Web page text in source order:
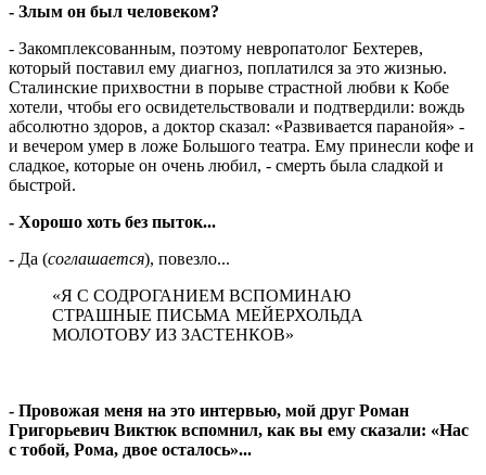
- Злым он был человеком?
- Закомплексованным, поэтому невропатолог Бехтерев,
который поставил ему диагноз, поплатился за это жизнью.
Сталинские прихвостни в порыве страстной любви к Кобе
хотели, чтобы его освидетельствовали и подтвердили: вождь
абсолютно здоров, а доктор сказал: «Развивается паранойя» -
и вечером умер в ложе Большого театра. Ему принесли кофе и
сладкое, которые он очень любил, - смерть была сладкой и
быстрой.
- Хорошо хоть без пыток...
- Да (соглашается), повезло...
«Я С СОДРОГАНИЕМ ВСПОМИНАЮ
СТРАШНЫЕ ПИСЬМА МЕЙЕРХОЛЬДА
МОЛОТОВУ ИЗ ЗАСТЕНКОВ»
- Провожая меня на это интервью, мой друг Роман
Григорьевич Виктюк вспомнил, как вы ему сказали: «Нас
с тобой, Рома, двое осталось»...